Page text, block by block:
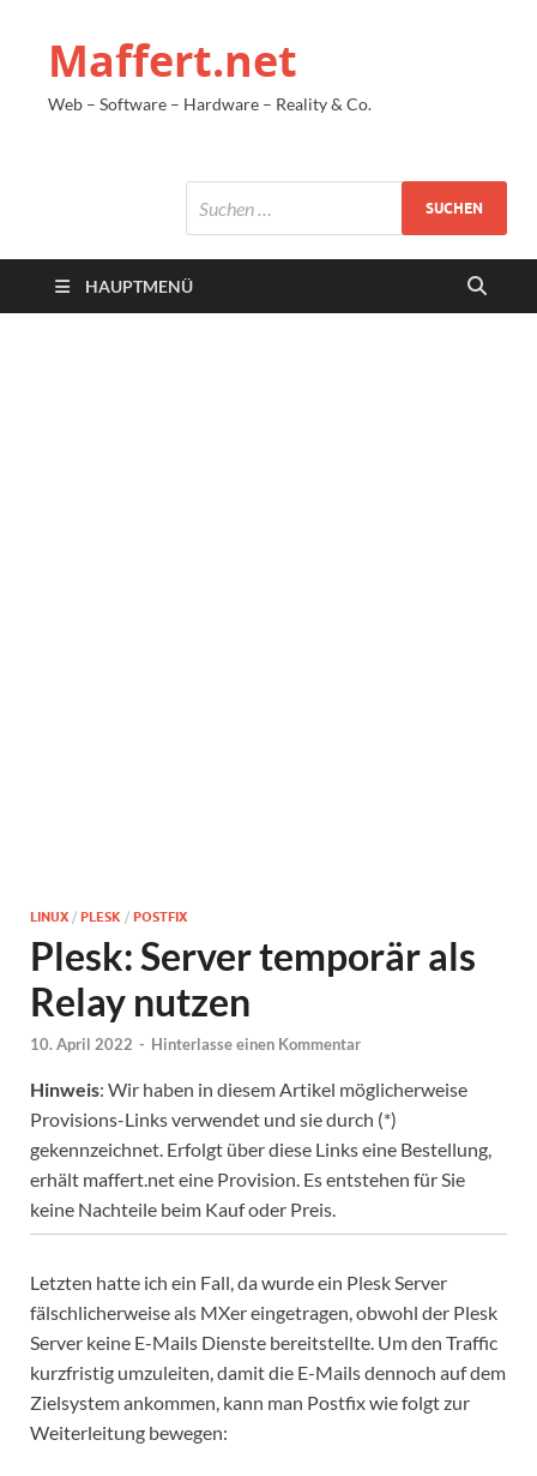
Maffert.net
Web – Software – Hardware – Reality & Co.
HAUPTMENÜ
LINUX / PLESK / POSTFIX
Plesk: Server temporär als
Relay nutzen
10. April 2022 - Hinterlasse einen Kommentar
Hinweis: Wir haben in diesem Artikel möglicherweise
Provisions-Links verwendet und sie durch (*)
gekennzeichnet. Erfolgt über diese Links eine Bestellung,
erhält maffert.net eine Provision. Es entstehen für Sie
keine Nachteile beim Kauf oder Preis.
Letzten hatte ich ein Fall, da wurde ein Plesk Server
fälschlicherweise als MXer eingetragen, obwohl der Plesk
Server keine E-Mails Dienste bereitstellte. Um den Traffic
kurzfristig umzuleiten, damit die E-Mails dennoch auf dem
Zielsystem ankommen, kann man Postfix wie folgt zur
Weiterleitung bewegen: